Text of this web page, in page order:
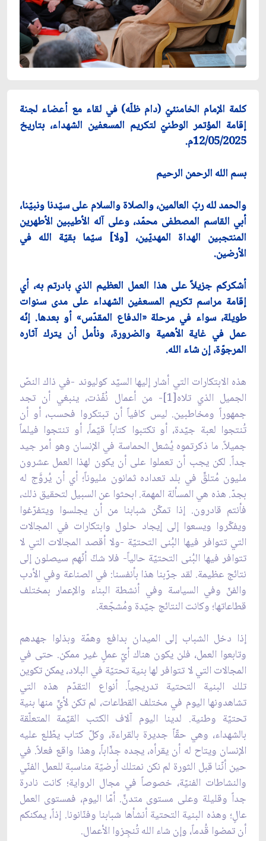
كلمة الإمام الخامنئيّ (دام ظلّه) في لقاء مع أعضاء لجنة
إقامة المؤتمر الوطنيّ لتكريم المسعفين الشهداء، بتاريخ
12/05/2025م.
بسم الله الرحمن الرحيم
والحمد لله ربّ العالمين، والصلاة والسلام على سيّدنا ونبيّنا،
أبي القاسم المصطفى محمّد، وعلى آله الأطيبين الأطهرين
المنتجبين الهداة المهديّين، [ولا] سيّما بقيّة الله في
الأرضين.
أشكركم جزيلاً على هذا العمل العظيم الذي بادرتم به، أي
إقامة مراسم تكريم المسعفين الشهداء على مدى سنوات
طويلة، سواء في مرحلة «الدفاع المقدّس» أو بعدها. إنّه
عمل في غاية الأهمية والضرورة، ونأمل أن يترك آثاره
المرجوّة، إن شاء الله.
هذه الابتكارات التي أشار إليها السيّد كوليوند -في ذاك النصّ
الجميل الذي تلاه[1]- من أعمال نُفّذت، ينبغي أن تجد
جمهوراً ومخاطبين. ليس كافياً أن تبتكروا فحسب، أو أن
تُنتجوا لعبة جيّدة، أو تكتبوا كتاباً قيّماً، أو تنتجوا فيلماً
جميلاً. ما ذكرتموه يُشعل الحماسة في الإنسان وهو أمر جيد
جداً. لكن يجب أن تعملوا على أن يكون لهذا العمل عشرون
مليون مُتلقٍّ في بلد تعداده ثمانون مليوناً؛ أي أن يُروَّج له
بجدّ. هذه هي المسألة المهمة. ابحثوا عن السبيل لتحقيق ذلك،
فأنتم قادرون. إذا تمكّن شبابنا من أن يجلسوا ويتفرّغوا
ويفكّروا ويسعوا إلى إيجاد حلول وابتكارات في المجالات
التي تتوافر فيها البُنى التحتيّة -ولا أقصد المجالات التي لا
تتوافر فيها البُنى التحتيّة حالياً- فلا شكّ أنّهم سيصلون إلى
نتائج عظيمة. لقد جرّبنا هذا بأنفسنا: في الصناعة وفي الأدب
والفنّ وفي السياسة وفي أنشطة البناء والإعمار بمختلف
قطاعاتها؛ وكانت النتائج جيّدة ومُشجّعة.
إذا دخل الشباب إلى الميدان بدافع وهمّة وبذلوا جهدهم
وتابعوا العمل، فلن يكون هناك أيّ عملٍ غير ممكن. حتى في
المجالات التي لا تتوافر لها بنية تحتيّة في البلاد، يمكن تكوين
تلك البنية التحتية تدريجياً. أنواع التقدّم هذه التي
تشاهدونها اليوم في مختلف القطاعات، لم تكن لأيٍّ منها بنية
تحتيّة وطنية. لدينا اليوم آلاف الكتب القيّمة المتعلّقة
بالشهداء، وهي حقّاً جديرة بالقراءة، وكلّ كتاب يطّلع عليه
الإنسان ويتاح له أن يقرأه، يجده جذّاباً، وهذا واقع فعلاً. في
حين أنّنا قبل الثورة لم نكن نمتلك أرضيّة مناسبة للعمل الفنّي
والنشاطات الفنيّة، خصوصاً في مجال الرواية؛ كانت نادرة
جداً وقليلة وعلى مستوى متدنٍّ. أمّا اليوم، فمستوى العمل
عالٍ؛ وهذه البنية التحتية أنشأها شبابنا وفنّانونا. إذاً، يمكنكم
أن تمضوا قُدماً، وإن شاء الله تُنجِزوا الأعمال.